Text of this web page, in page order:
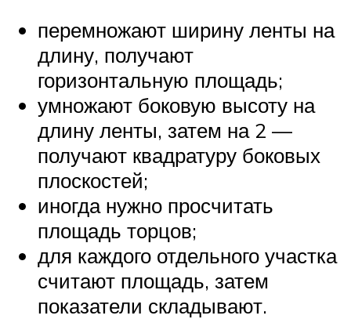
перемножают ширину ленты на
длину, получают
горизонтальную площадь;
умножают боковую высоту на
длину ленты, затем на 2 —
получают квадратуру боковых
плоскостей;
иногда нужно просчитать
площадь торцов;
для каждого отдельного участка
считают площадь, затем
показатели складывают.